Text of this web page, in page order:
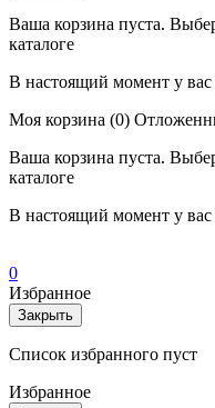
Ваша корзина пуста.
каталоге
В настоящий момент у
Моя корзина (0)
Ваша корзина пуста.
каталоге
В настоящий момент у
0
Избранное
Закрыть
Список избранного пуст
Избранное